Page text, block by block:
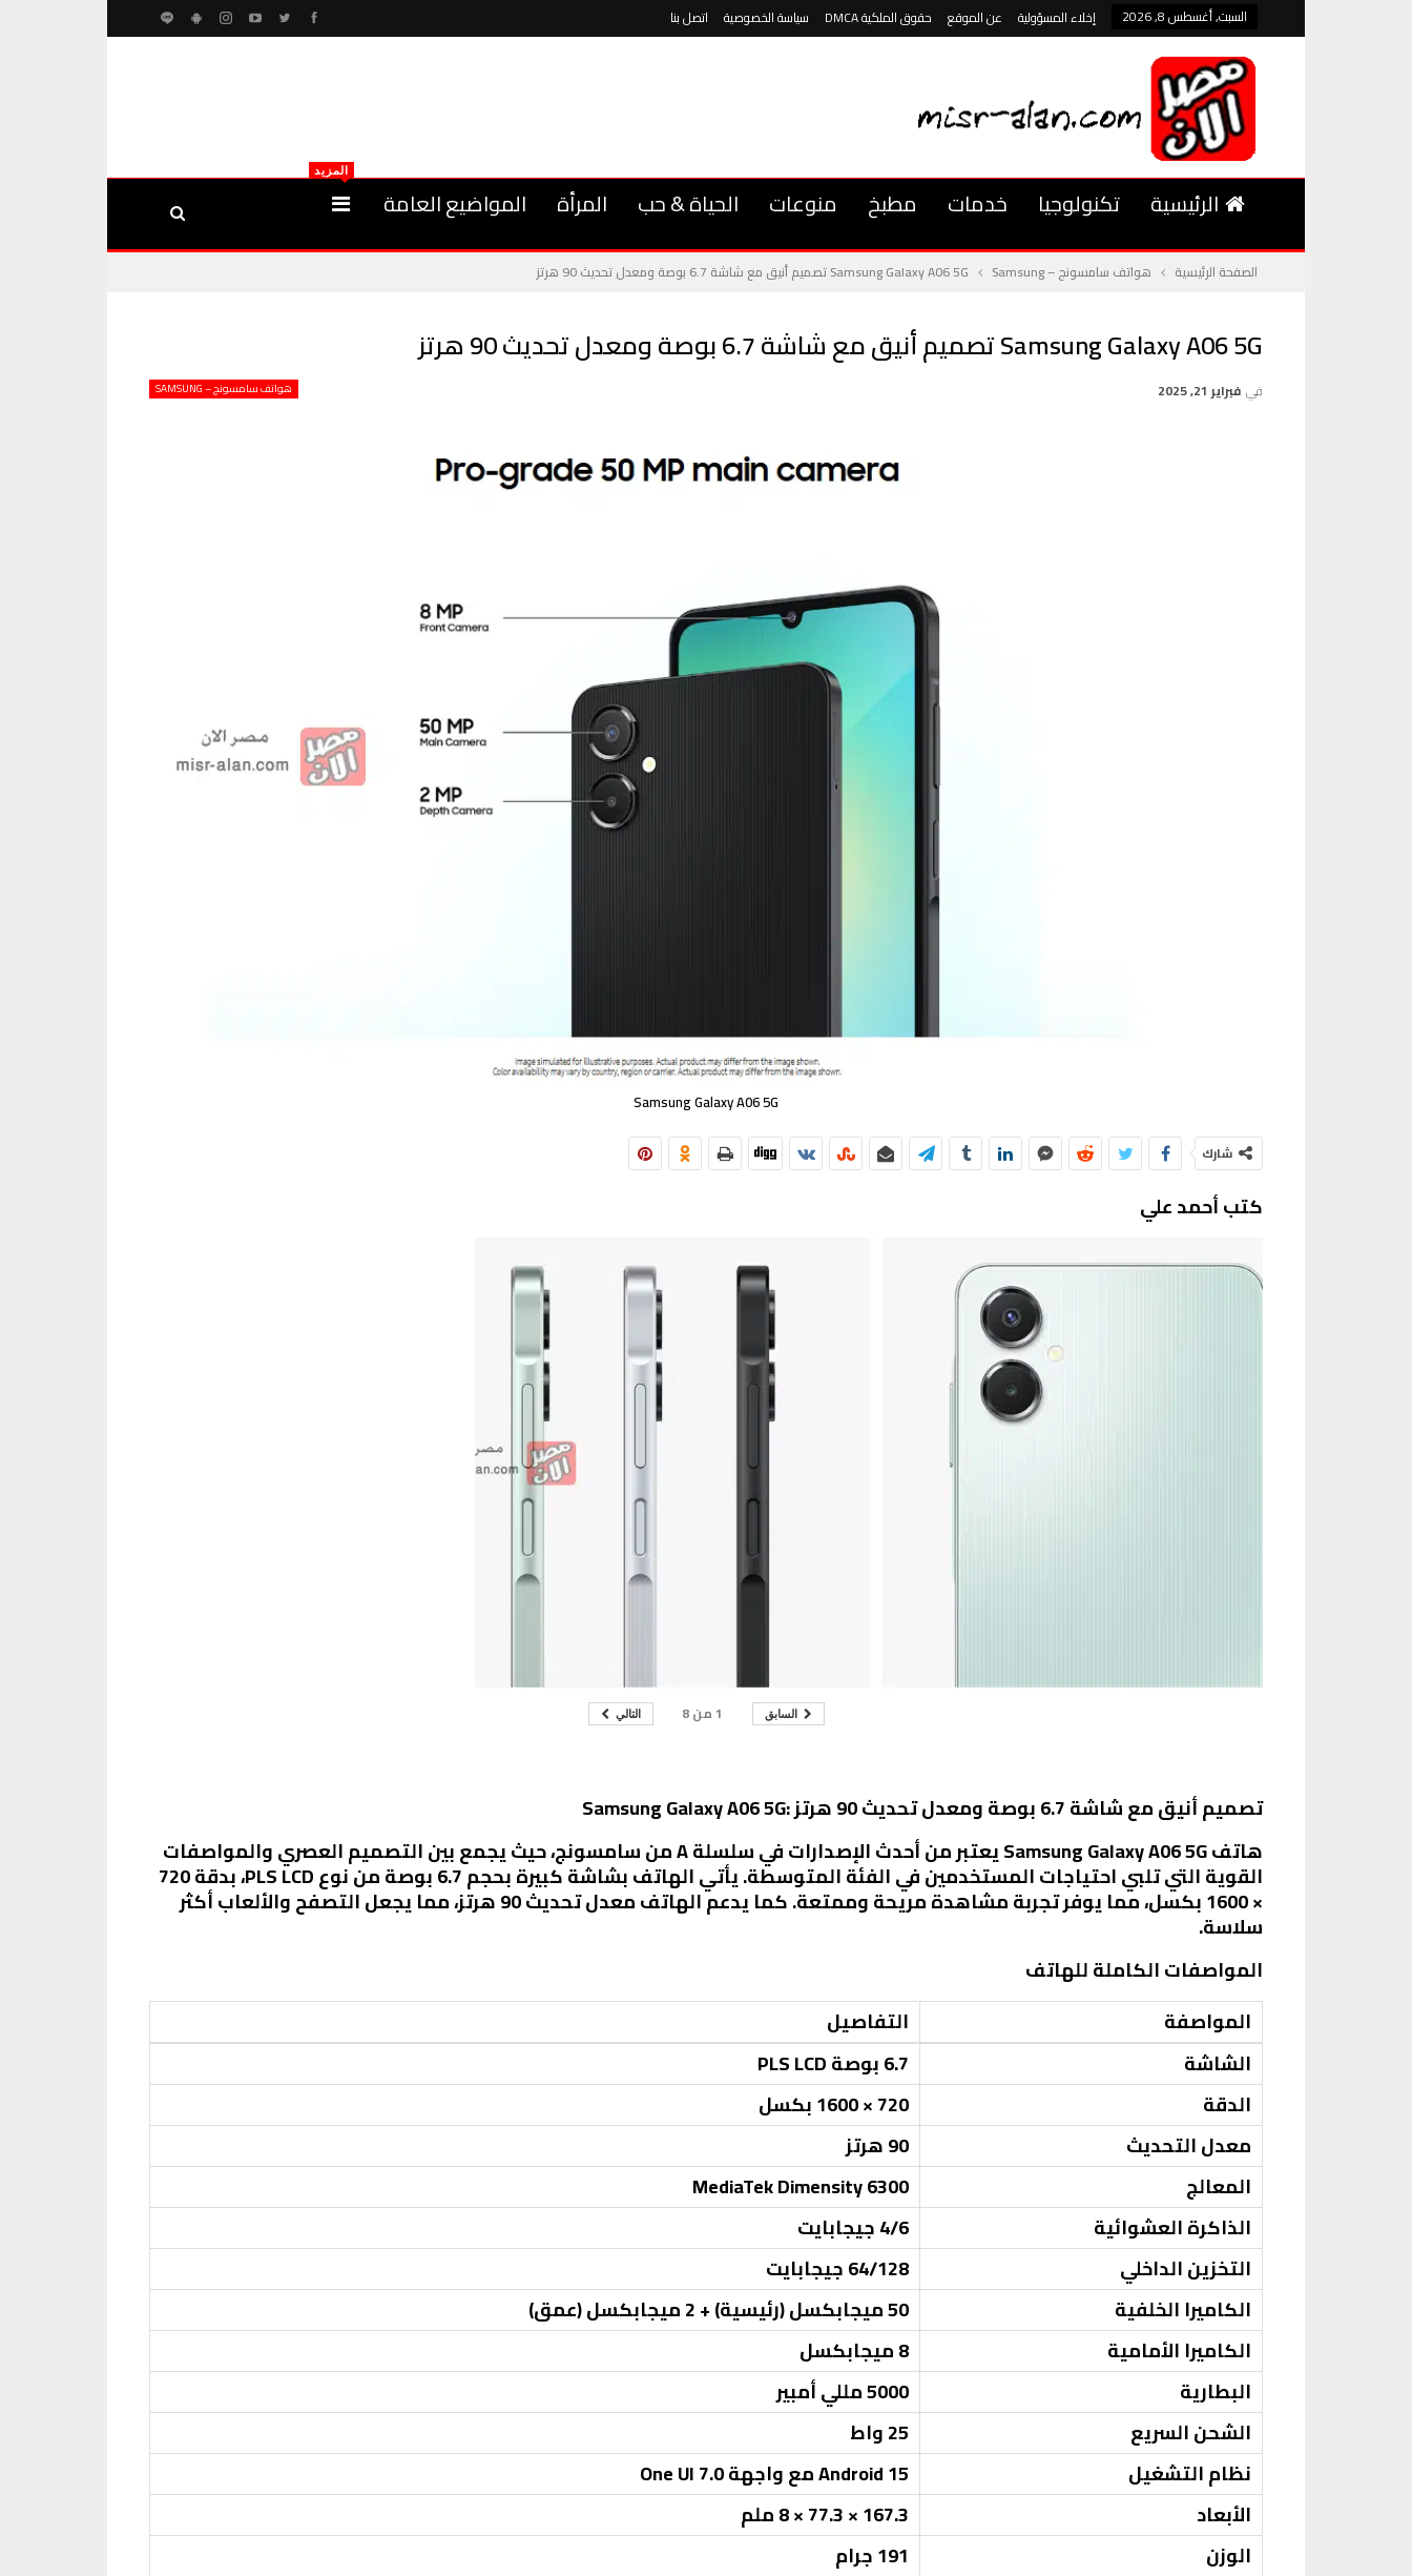
السبت, أغسطس 8, 2026 إخلاء المسؤولية عن الموقع حقوق الملكية DMCA سياسة الخصوصية اتصل بنا
الرئيسية تكنولوجيا خدمات مطبخ منوعات الحياة & حب المرأة المواضيع العامة
المزيد
الصفحة الرئيسية هواتف سامسونج – Samsung Samsung Galaxy A06 5G تصميم أنيق مع شاشة 6.7 بوصة ومعدل تحديث 90 هرتز
Samsung Galaxy A06 5G تصميم أنيق مع شاشة 6.7 بوصة ومعدل تحديث 90 هرتز
هواتف سامسونج – SAMSUNG في فبراير 21, 2025
Samsung Galaxy A06 5G
شارك
كتب أحمد علي
السابق 1 من8 التالي
Samsung Galaxy A06 5G: تصميم أنيق مع شاشة 6.7 بوصة ومعدل تحديث 90 هرتز
هاتف Samsung Galaxy A06 5G يعتبر من أحدث الإصدارات في سلسلة A من سامسونج، حيث يجمع بين التصميم العصري والمواصفات
القوية التي تلبي احتياجات المستخدمين في الفئة المتوسطة. يأتي الهاتف بشاشة كبيرة بحجم 6.7 بوصة من نوع PLS LCD، بدقة 720
× 1600 بكسل، مما يوفر تجربة مشاهدة مريحة وممتعة. كما يدعم الهاتف معدل تحديث 90 هرتز، مما يجعل التصفح والألعاب أكثر
سلاسة.
المواصفات الكاملة للهاتف
المواصفة
التفاصيل
الشاشة
6.7 بوصة PLS LCD
الدقة
720 × 1600 بكسل
معدل التحديث
90 هرتز
المعالج
MediaTek Dimensity 6300
الذاكرة العشوائية
4/6 جيجابايت
التخزين الداخلي
64/128 جيجابايت
الكاميرا الخلفية
50 ميجابكسل (رئيسية) + 2 ميجابكسل (عمق)
الكاميرا الأمامية
8 ميجابكسل
البطارية
5000 مللي أمبير
الشحن السريع
25 واط
نظام التشغيل
Android 15 مع واجهة One UI 7.0
الأبعاد
167.3 × 77.3 × 8 ملم
الوزن
191 جرام